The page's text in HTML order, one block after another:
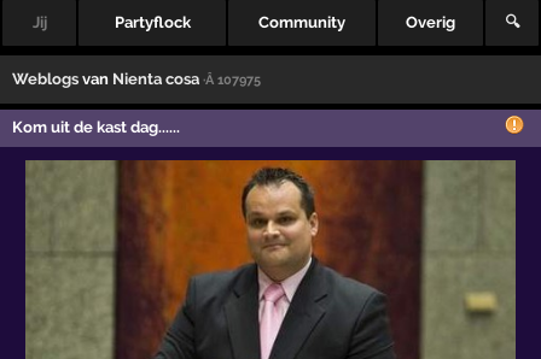
Jij Partyflock Community Overig 🔍
Weblogs van Nienta cosa ·Â 107975
Kom uit de kast dag......